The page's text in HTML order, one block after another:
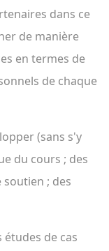
dans ce
de manière
en termes de
de chaque
(sans s'y
du cours ; des
soutien ; des
études de cas